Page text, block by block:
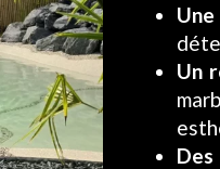
Un